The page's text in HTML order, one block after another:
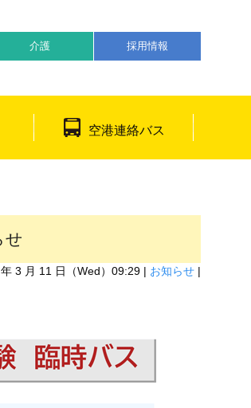
介護 採用情報
空港連絡バス
せ
3 月 11 日（Wed）09:29 | お知らせ |